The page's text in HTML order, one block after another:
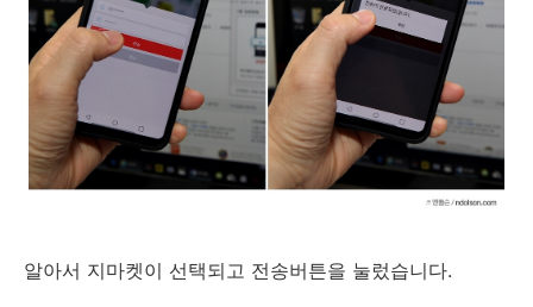
알아서 지마켓이 선택되고 전송버튼을 눌렀습니다.